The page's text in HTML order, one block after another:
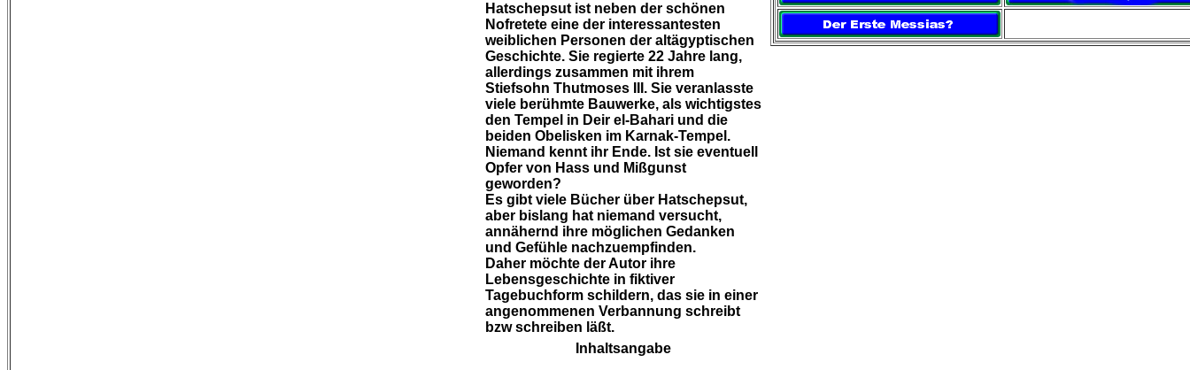
Hatschepsut ist neben der schönen
Nofretete eine der interessantesten
weiblichen Personen der altägyptischen
Geschichte. Sie regierte 22 Jahre lang,
allerdings zusammen mit ihrem
Stiefsohn Thutmoses III. Sie veranlasste
viele berühmte Bauwerke, als wichtigstes
den Tempel in Deir el-Bahari und die
beiden Obelisken im Karnak-Tempel.
Niemand kennt ihr Ende. Ist sie eventuell
Opfer von Hass und Mißgunst
geworden?
Es gibt viele Bücher über Hatschepsut,
aber bislang hat niemand versucht,
annähernd ihre möglichen Gedanken
und Gefühle nachzuempfinden.
Daher möchte der Autor ihre
Lebensgeschichte in fiktiver
Tagebuchform schildern, das sie in einer
angenommenen Verbannung schreibt
bzw schreiben läßt.
Inhaltsangabe